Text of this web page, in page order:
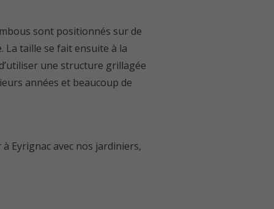
sont positionnés sur de
taille se fait ensuite à la
une structure grillagée
années et beaucoup de
Eyrignac avec nos jardiniers,